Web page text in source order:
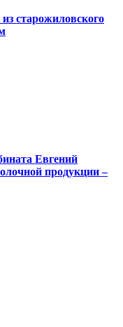
старожиловского
Евгений
продукции –